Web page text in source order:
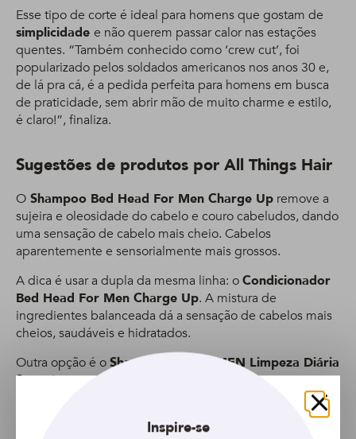
Esse tipo de corte é ideal para homens que gostam de
simplicidade e não querem passar calor nas estações
quentes. “Também conhecido como ‘crew cut’, foi
popularizado pelos soldados americanos nos anos 30 e,
de lá pra cá, é a pedida perfeita para homens em busca
de praticidade, sem abrir mão de muito charme e estilo,
é claro!”, finaliza.
Sugestões de produtos por All Things Hair
O Shampoo Bed Head For Men Charge Up remove a
sujeira e oleosidade do cabelo e couro cabeludos, dando
uma sensação de cabelo mais cheio. Cabelos
aparentemente e sensorialmente mais grossos.
A dica é usar a dupla da mesma linha: oCondicionador
Bed Head For Men Charge Up. A mistura de
ingredientes balanceada dá a sensação de cabelos mais
cheios, saudáveis e hidratados.
Outra opção é oShampoo CLEAR MEN Limpeza Diária
2 em 1que entrega limpeza e cuidado para um couro
cabeludo saudável e um cabelo macio. Formulado com
Bio Nutrium 10, ele ativa a camada de proteção naturalFechar
Inspire-se